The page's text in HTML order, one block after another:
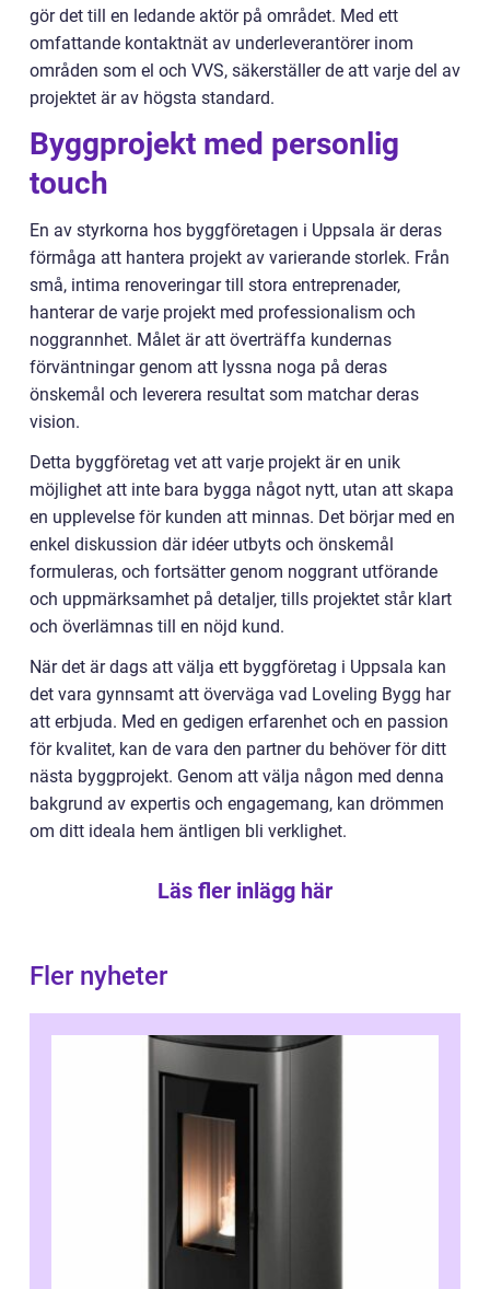
gör det till en ledande aktör på området. Med ett
omfattande kontaktnät av underleverantörer inom
områden som el och VVS, säkerställer de att varje del av
projektet är av högsta standard.
Byggprojekt med personlig
touch
En av styrkorna hos byggföretagen i Uppsala är deras
förmåga att hantera projekt av varierande storlek. Från
små, intima renoveringar till stora entreprenader,
hanterar de varje projekt med professionalism och
noggrannhet. Målet är att överträffa kundernas
förväntningar genom att lyssna noga på deras
önskemål och leverera resultat som matchar deras
vision.
Detta byggföretag vet att varje projekt är en unik
möjlighet att inte bara bygga något nytt, utan att skapa
en upplevelse för kunden att minnas. Det börjar med en
enkel diskussion där idéer utbyts och önskemål
formuleras, och fortsätter genom noggrant utförande
och uppmärksamhet på detaljer, tills projektet står klart
och överlämnas till en nöjd kund.
När det är dags att välja ett byggföretag i Uppsala kan
det vara gynnsamt att överväga vad Loveling Bygg har
att erbjuda. Med en gedigen erfarenhet och en passion
för kvalitet, kan de vara den partner du behöver för ditt
nästa byggprojekt. Genom att välja någon med denna
bakgrund av expertis och engagemang, kan drömmen
om ditt ideala hem äntligen bli verklighet.
Läs fler inlägg här
Fler nyheter